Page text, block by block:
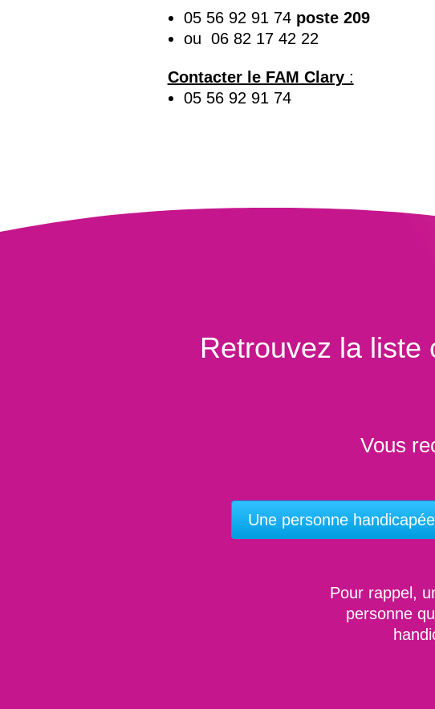
05 56 92 91 74 poste 209
ou 06 82 17 42 22
Contacter le FAM Clary:
05 56 92 91 74
Retrouvez la liste
Vous
Une personne
Pour rappel,
personne